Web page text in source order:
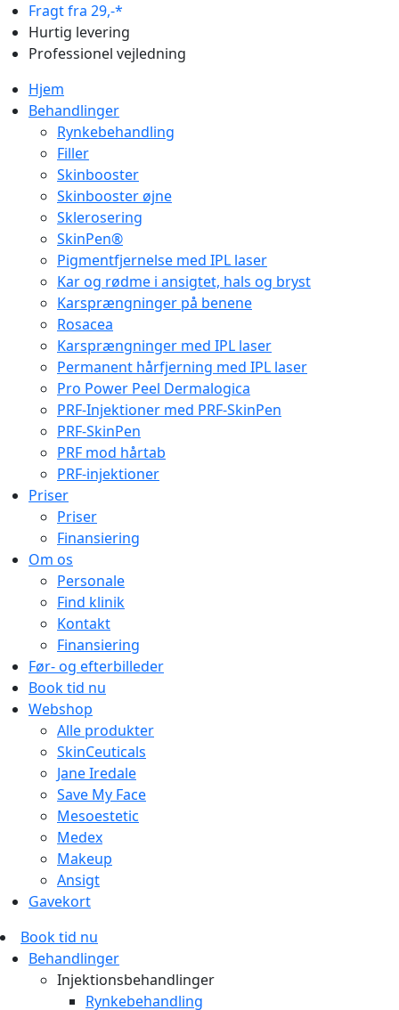
Fragt fra 29,-*
Hurtig levering
Professionel vejledning
Hjem
Behandlinger
Rynkebehandling
Filler
Skinbooster
Skinbooster øjne
Sklerosering
SkinPen®
Pigmentfjernelse med IPL laser
Kar og rødme i ansigtet, hals og bryst
Karsprængninger på benene
Rosacea
Karsprængninger med IPL laser
Permanent hårfjerning med IPL laser
Pro Power Peel Dermalogica
PRF-Injektioner med PRF-SkinPen
PRF-SkinPen
PRF mod hårtab
PRF-injektioner
Priser
Priser
Finansiering
Om os
Personale
Find klinik
Kontakt
Finansiering
Før- og efterbilleder
Book tid nu
Webshop
Alle produkter
SkinCeuticals
Jane Iredale
Save My Face
Mesoestetic
Medex
Makeup
Ansigt
Gavekort
Book tid nu
Behandlinger
Injektionsbehandlinger
Rynkebehandling